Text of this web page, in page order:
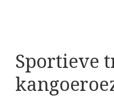
Sportieve